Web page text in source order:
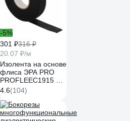
-5%
301 ₽316 ₽
20.07 ₽/м
Изолента на основе
флиса ЭРА PRO
PROFLEEC1915 19
мм, 15 м, 0,3 мм,
черная Б0057181
4.6(104)